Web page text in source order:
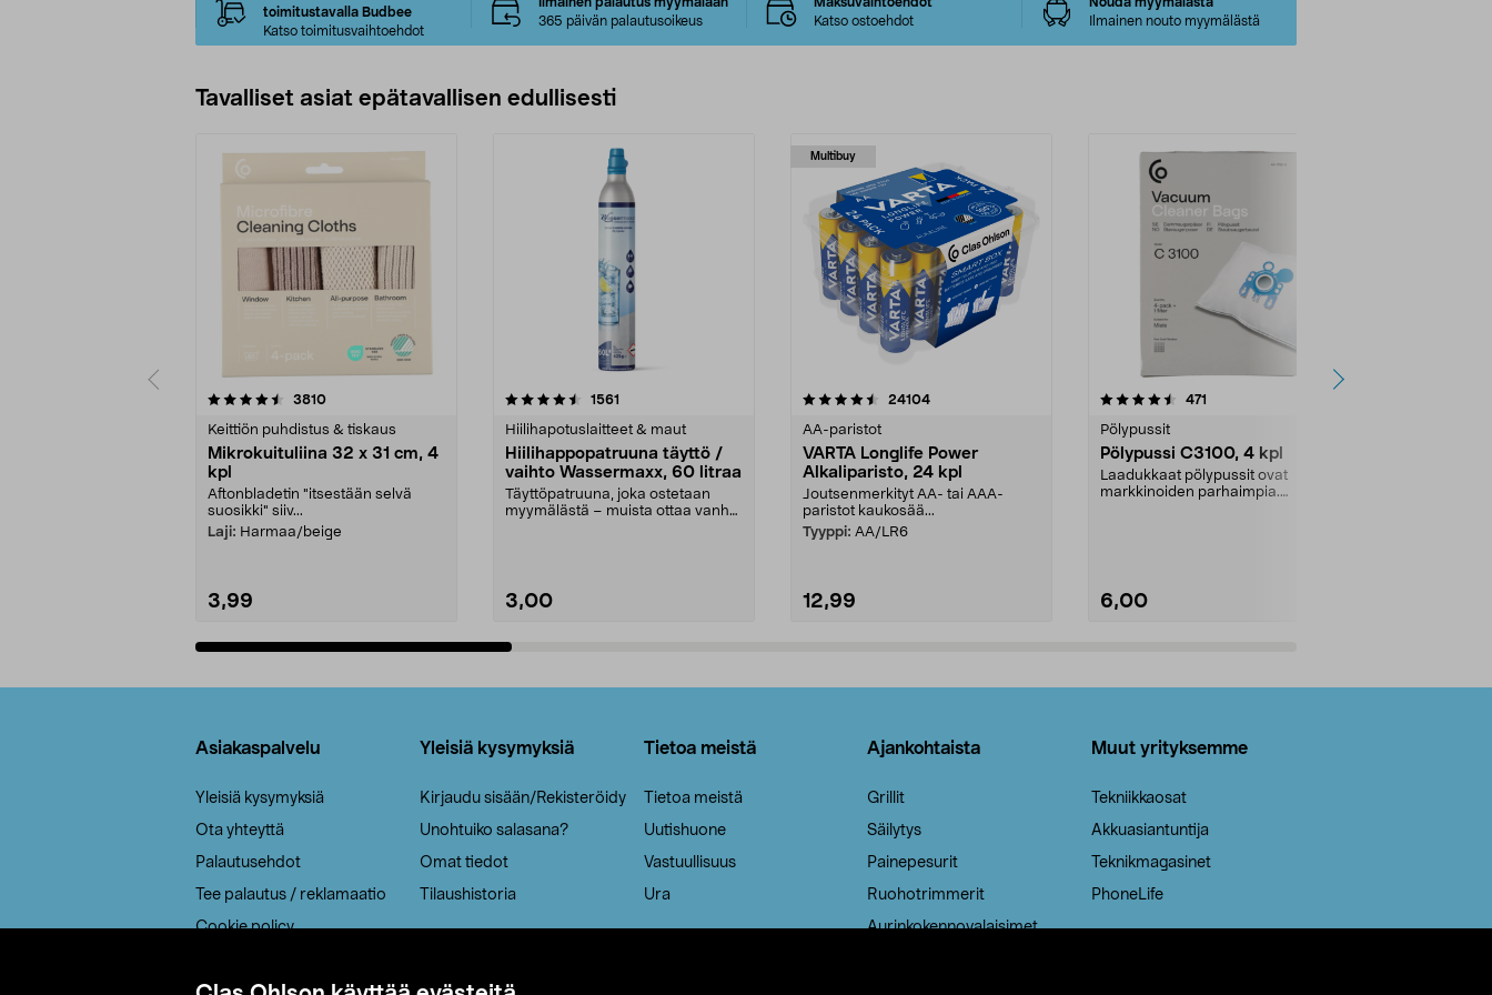
toimitustavalla Budbee
Katso toimitusvaihtoehdot
365 päivän palautusoikeus
Katso ostoehdot
Ilmainen nouto myymälästä
Tavalliset asiat epätavallisen edullisesti
3810arvostelut
Keittiön puhdistus & tiskaus
Mikrokuituliina 32 x 31 cm, 4
kpl
Aftonbladetin "itsestään selvä
suosikki" siiv...
Laji: Harmaa/beige
3,99
4.5viidestä
1561
Hiilihapotuslaitteet & maut
Hiilihappopatruuna täyttö /
vaihto Wassermaxx, 60 litraa
Täyttöpatruuna, joka ostetaan
myymälästä – muista ottaa vanha
3,00
Multibuy
4.5viidestä
24104arvostelut
AA-paristot
VARTA Longlife Power
Alkaliparisto, 24 kpl
Joutsenmerkityt AA- tai AAA-
paristot kaukosää...
Tyyppi: AA/LR6
12,99
4.5viidestä
471
Pölypussit
Pölypussi C3100, 4 kpl
Laadukkaat pölypussit ovat
markkinoiden parhaimpia.
6,00
4.5viidestä
Asiakaspalvelu
Yleisiä kysymyksiä
Ota yhteyttä
Palautusehdot
Tee palautus / reklamaatio
Cookie policy
Saavutettavuus
Yleisiä kysymyksiä
Kirjaudu sisään/Rekisteröidy
Unohtuiko salasana?
Omat tiedot
Tilaushistoria
Tietoa meistä
Tietoa meistä
Uutishuone
Vastuullisuus
Ura
Ajankohtaista
Grillit
Säilytys
Painepesurit
Ruohotrimmerit
Aurinkokennovalaisimet
Muut yrityksemme
Tekniikkaosat
Akkuasiantuntija
Teknikmagasinet
PhoneLife